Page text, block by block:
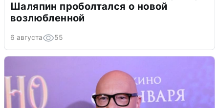
Шаляпин проболтался о новой
возлюбленной
6 августа 55